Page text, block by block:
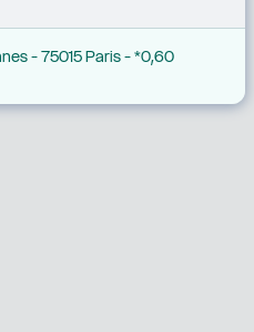
- 75015 Paris - *0,60